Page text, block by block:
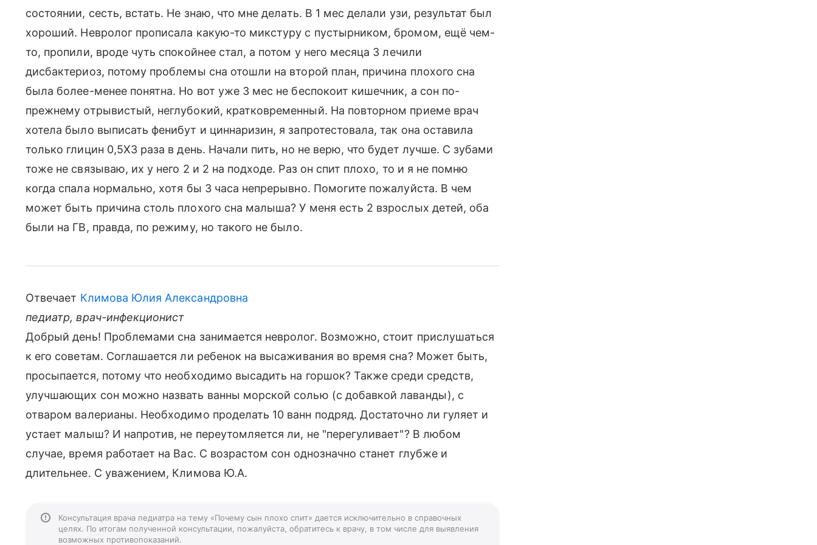
состоянии, сесть, встать. Не знаю, что мне делать. В 1 мес делали узи, результат был
хороший. Невролог прописала какую-то микстуру с пустырником, бромом, ещё чем-
то, пропили, вроде чуть спокойнее стал, а потом у него месяца 3 лечили
дисбактериоз, потому проблемы сна отошли на второй план, причина плохого сна
была более-менее понятна. Но вот уже 3 мес не беспокоит кишечник, а сон по-
прежнему отрывистый, неглубокий, кратковременный. На повторном приеме врач
хотела было выписать фенибут и циннаризин, я запротестовала, так она оставила
только глицин 0,5Х3 раза в день. Начали пить, но не верю, что будет лучше. С зубами
тоже не связываю, их у него 2 и 2 на подходе. Раз он спит плохо, то и я не помню
когда спала нормально, хотя бы 3 часа непрерывно. Помогите пожалуйста. В чем
может быть причина столь плохого сна малыша? У меня есть 2 взрослых детей, оба
были на ГВ, правда, по режиму, но такого не было.
Отвечает Климова Юлия Александровна
педиатр, врач-инфекционист
Добрый день! Проблемами сна занимается невролог. Возможно, стоит прислушаться
к его советам. Соглашается ли ребенок на высаживания во время сна? Может быть,
просыпается, потому что необходимо высадить на горшок? Также среди средств,
улучшающих сон можно назвать ванны морской солью (с добавкой лаванды), с
отваром валерианы. Необходимо проделать 10 ванн подряд. Достаточно ли гуляет и
устает малыш? И напротив, не переутомляется ли, не "перегуливает"? В любом
случае, время работает на Вас. С возрастом сон однозначно станет глубже и
длительнее. С уважением, Климова Ю.А.
Консультация врача педиатра на тему «Почему сын плохо спит» дается исключительно в справочных
целях. По итогам полученной консультации, пожалуйста, обратитесь к врачу, в том числе для выявления
возможных противопоказаний.